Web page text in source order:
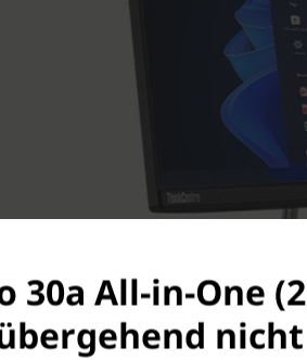
30a All-in-One
nicht